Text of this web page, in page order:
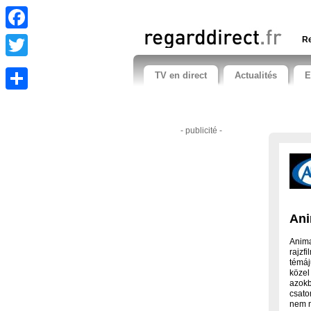
Facebook
Twitter
TV en direct Actualités
- publicité -
nem